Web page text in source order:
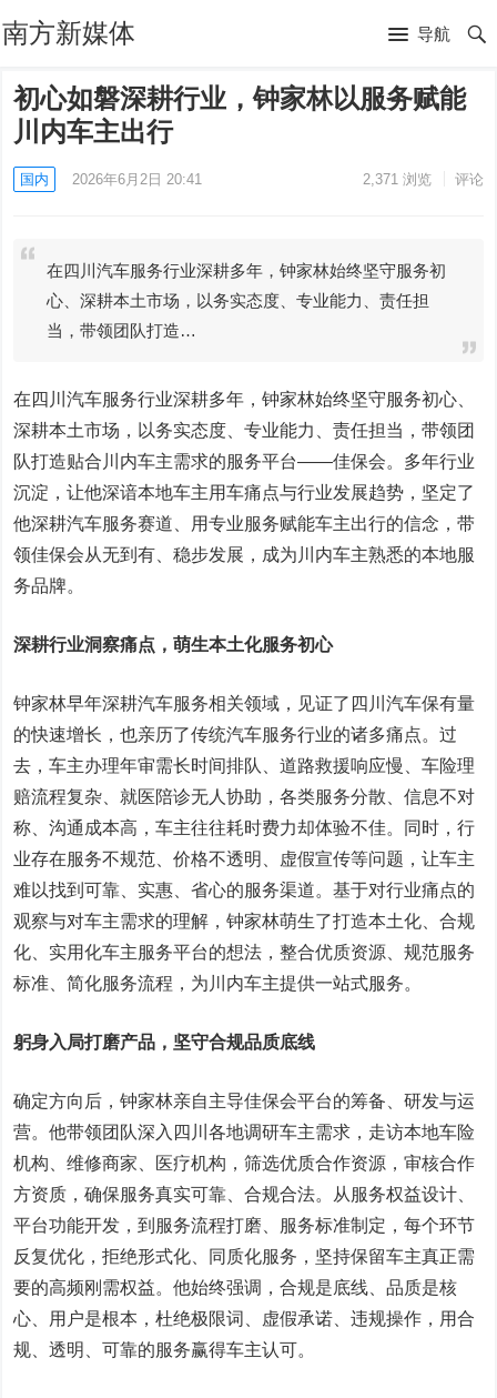
南方新媒体 导航
初心如磐深耕行业，钟家林以服务赋能
川内车主出行
国内 2026年6月2日 20:41 2,371浏览 评论
在四川汽车服务行业深耕多年，钟家林始终坚守服务初
心、深耕本土市场，以务实态度、专业能力、责任担
当，带领团队打造…
在四川汽车服务行业深耕多年，钟家林始终坚守服务初心、
深耕本土市场，以务实态度、专业能力、责任担当，带领团
队打造贴合川内车主需求的服务平台——佳保会。多年行业
沉淀，让他深谙本地车主用车痛点与行业发展趋势，坚定了
他深耕汽车服务赛道、用专业服务赋能车主出行的信念，带
领佳保会从无到有、稳步发展，成为川内车主熟悉的本地服
务品牌。
深耕行业洞察痛点，萌生本土化服务初心
钟家林早年深耕汽车服务相关领域，见证了四川汽车保有量
的快速增长，也亲历了传统汽车服务行业的诸多痛点。过
去，车主办理年审需长时间排队、道路救援响应慢、车险理
赔流程复杂、就医陪诊无人协助，各类服务分散、信息不对
称、沟通成本高，车主往往耗时费力却体验不佳。同时，行
业存在服务不规范、价格不透明、虚假宣传等问题，让车主
难以找到可靠、实惠、省心的服务渠道。基于对行业痛点的
观察与对车主需求的理解，钟家林萌生了打造本土化、合规
化、实用化车主服务平台的想法，整合优质资源、规范服务
标准、简化服务流程，为川内车主提供一站式服务。
躬身入局打磨产品，坚守合规品质底线
确定方向后，钟家林亲自主导佳保会平台的筹备、研发与运
营。他带领团队深入四川各地调研车主需求，走访本地车险
机构、维修商家、医疗机构，筛选优质合作资源，审核合作
方资质，确保服务真实可靠、合规合法。从服务权益设计、
平台功能开发，到服务流程打磨、服务标准制定，每个环节
反复优化，拒绝形式化、同质化服务，坚持保留车主真正需
要的高频刚需权益。他始终强调，合规是底线、品质是核
心、用户是根本，杜绝极限词、虚假承诺、违规操作，用合
规、透明、可靠的服务赢得车主认可。